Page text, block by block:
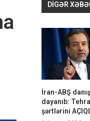
DIGƏR
İran-ABŞ
dayanıb:
şərtlərini